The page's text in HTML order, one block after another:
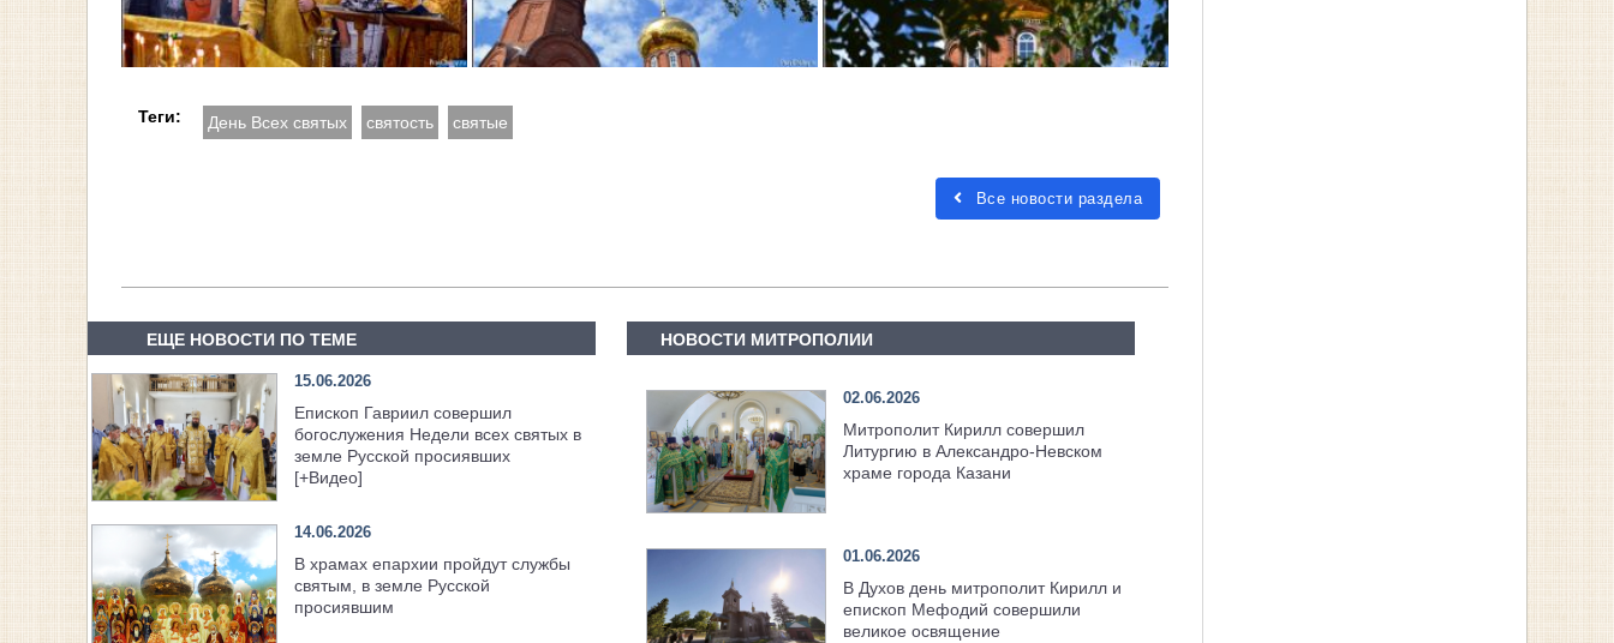
Теги: День Всех святых святость святые
Все новости раздела
ЕЩЕ НОВОСТИ ПО ТЕМЕ
15.06.2026
Епископ Гавриил совершил
богослужения Недели всех святых в
земле Русской просиявших
[+Видео]
14.06.2026
В храмах епархии пройдут службы
святым, в земле Русской
просиявшим
НОВОСТИ МИТРОПОЛИИ
02.06.2026
Митрополит Кирилл совершил
Литургию в Александро-Невском
храме города Казани
01.06.2026
В Духов день митрополит Кирилл и
епископ Мефодий совершили
великое освящение